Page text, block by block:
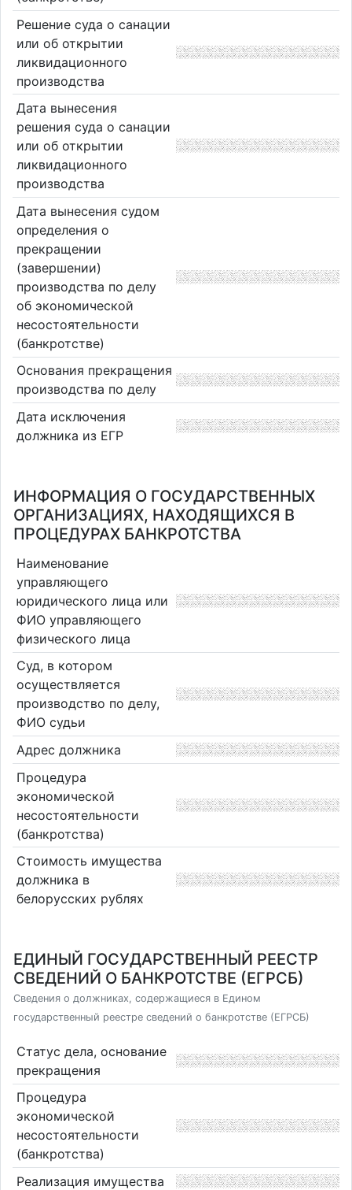
Решение суда о санации
или об открытии
ликвидационного
производства
Дата вынесения
решения суда о санации
или об открытии
ликвидационного
производства
Дата вынесения судом
определения о
прекращении
(завершении)
производства по делу
об экономической
несостоятельности
(банкротстве)
Основания прекращения
производства по делу
Дата исключения
должника из ЕГР
ИНФОРМАЦИЯ О ГОСУДАРСТВЕННЫХ
ОРГАНИЗАЦИЯХ, НАХОДЯЩИХСЯ В
ПРОЦЕДУРАХ БАНКРОТСТВА
Наименование
управляющего
юридического лица или
ФИО управляющего
физического лица
Суд, в котором
осуществляется
производство по делу,
ФИО судьи
Адрес должника
Процедура
экономической
несостоятельности
(банкротства)
Стоимость имущества
должника в
белорусских рублях
ЕДИНЫЙ ГОСУДАРСТВЕННЫЙ РЕЕСТР
СВЕДЕНИЙ О БАНКРОТСТВЕ (ЕГРСБ)
Сведения о должниках, содержащиеся в Едином
государственный реестре сведений о банкротстве (ЕГРСБ)
Статус дела, основание
прекращения
Процедура
экономической
несостоятельности
(банкротства)
Реализация имущества